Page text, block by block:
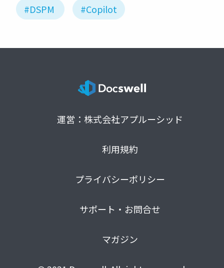
#DSPM #Copilot
運営：株式会社アプルーシッド
利用規約
プライバシーポリシー
サポート・お問合せ
マガジン